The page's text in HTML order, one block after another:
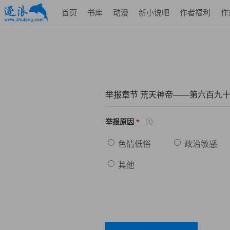
首页 书库 动漫 新小说吧 作者福利 作
举报章节 荒天神帝——第六百九
举报原因 *
色情低俗 政治敏感
其他